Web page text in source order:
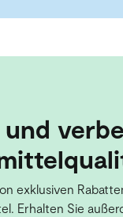
exklusiven
Erhalten Sie